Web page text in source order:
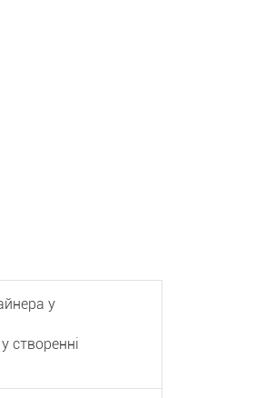
у
створенні